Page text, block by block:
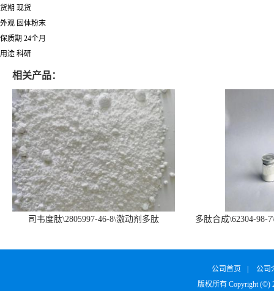
货期 现货
外观 固体粉末
保质期 24个月
用途 科研
相关产品：
司韦度肽\2805997-46-8\激动剂多肽
多肽合成\62304-98-
公司首页
公司
版权所有 Copyright (©)